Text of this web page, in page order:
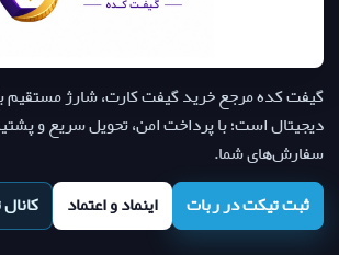
گیفت کده مرجع خرید گیفت کارت، شارژ مستقیم
دیجیتال است؛ با پرداخت امن، تحویل سریع و
سفارش‌های شما.
ثبت تیکت در ربات
اینماد و اعتماد